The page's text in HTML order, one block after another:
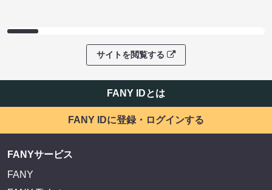
サイトを閲覧する
FANY IDとは
FANY IDに登録・ログインする
FANYサービス
FANY